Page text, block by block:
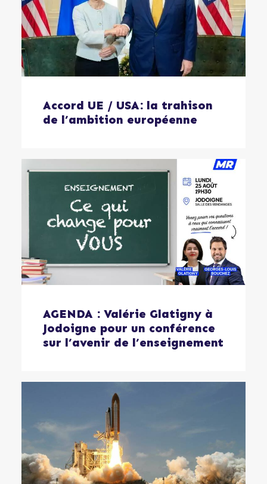
Accord UE / USA: la trahison
de l’ambition européenne
AGENDA : Valérie Glatigny à
Jodoigne pour un conférence
sur l’avenir de l’enseignement